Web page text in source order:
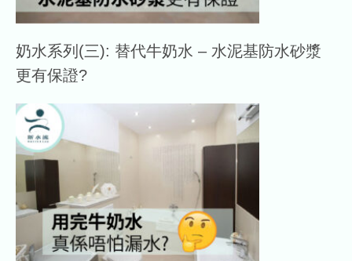
奶水系列(三): 替代牛奶水 – 水泥基防水砂漿
更有保證?